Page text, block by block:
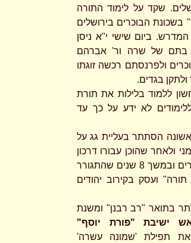
שקד על לימוד התורה
הבוכרים בירושלים
ביום שישי י"א ניסן
של שרה ור' אברהם
ולפרנסתם רכשה זוגתו
בגדים.
החל בי"ד חשון ללמוד בלילות את תורת
לא ידע על כך עד
הסתתר בעליית גג על
ולאחר שהוכן עבורו דרכון
רוסי מזויף ברח באוניה למצרים ובמשך 8 שנים שהתגורר
ועסק בקירוב יהודים
בתואר "רב רבנן" ומשנת
ישיבת "פורת יוסף"
תפילת 'שמונה עשרה'